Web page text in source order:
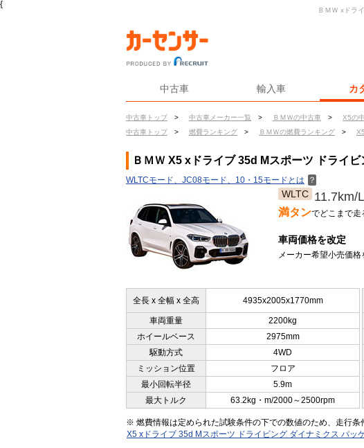
{
中古車 輸入車 カ
中古車トップ > 中古車メーカー一覧 > ＢＭＷの中古車 > X5の
中古車トップ
> 燃費ランキング > ＢＭＷの燃費ランキング >
ＢＭＷ xドラ
ＢＭＷ X5 xドライブ 35d Mスポーツ ドライ
WLTCモード、JC08モード、10・15モードとは ？
WLTC 11.7km/L
満タンでどこまで走
車両価格を改定
メーカー希望小売価
全長 x 全幅 x 全高 4935x2005x1770mm
車両重量 2200kg
ホイールベース
2975mm
駆動方式
4WD
ミッション位置
フロア
最小回転半径
5.9m
最大トルク
63.2kg・m/2000～2500rpm
※ 燃費情報は定められた試験条件の下での数値のため、走行条
X5 xドライブ 35d Mスポーツ ドライビング ダイナミクス パッ